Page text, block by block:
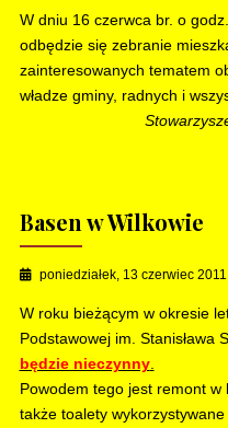
W dniu 16 czerwca br. o
odbędzie się zebranie
zainteresowanych tematem
władze gminy, radnych i
Basen w Wilkowie
poniedziałek, 13 czerwiec
W roku bieżącym w okresie
Podstawowej im. Stanisława
będzie nieczynny.
Powodem tego jest remont w
także toalety